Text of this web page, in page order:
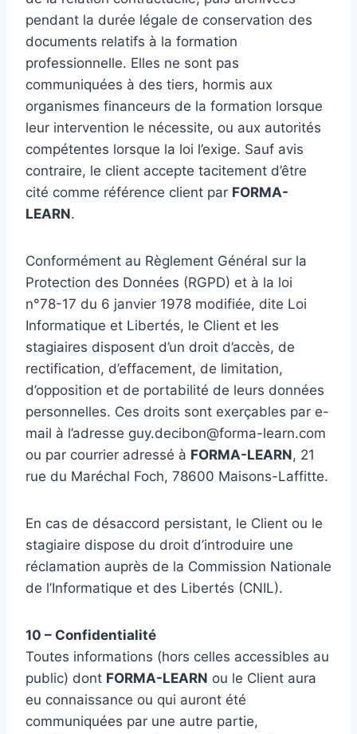
pendant la durée légale de conservation des
documents relatifs à la formation
professionnelle. Elles ne sont pas
communiquées à des tiers, hormis aux
organismes financeurs de la formation lorsque
leur intervention le nécessite, ou aux autorités
compétentes lorsque la loi l’exige. Sauf avis
contraire, le client accepte tacitement d’être
cité comme référence client par FORMA-
LEARN.
Conformément au Règlement Général sur la
Protection des Données (RGPD) et à la loi
n°78-17 du 6 janvier 1978 modifiée, dite Loi
Informatique et Libertés, le Client et les
stagiaires disposent d’un droit d’accès, de
rectification, d’effacement, de limitation,
d’opposition et de portabilité de leurs données
personnelles. Ces droits sont exerçables par e-
mail à l’adresse guy.decibon@forma-learn.com
ou par courrier adressé à FORMA-LEARN, 21
rue du Maréchal Foch, 78600 Maisons-Laffitte.
En cas de désaccord persistant, le Client ou le
stagiaire dispose du droit d’introduire une
réclamation auprès de la Commission Nationale
de l’Informatique et des Libertés (CNIL).
10 – Confidentialité
Toutes informations (hors celles accessibles au
public) dont FORMA-LEARN ou le Client aura
eu connaissance ou qui auront été
communiquées par une autre partie,